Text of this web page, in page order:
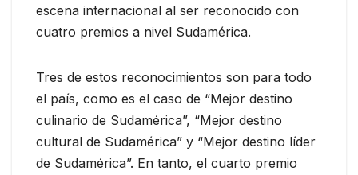
escena internacional al ser reconocido con
cuatro premios a nivel Sudamérica.
Tres de estos reconocimientos son para todo
el país, como es el caso de “Mejor destino
culinario de Sudamérica”, “Mejor destino
cultural de Sudamérica” y “Mejor destino líder
de Sudamérica”. En tanto, el cuarto premio